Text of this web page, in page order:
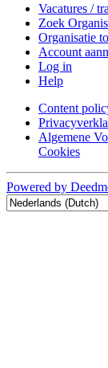
Vacatures /
Zoek
Organisatie
Account
Log in
Help
Content
Algemene
Cookies
Powered by